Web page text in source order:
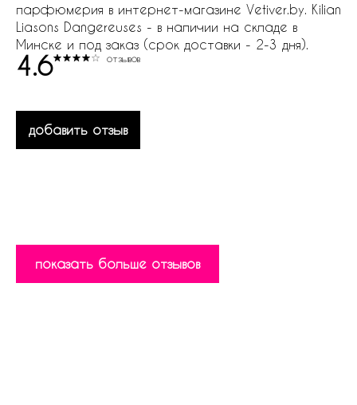
парфюмерия в интернет-магазине Vetiver.by. Kilian
Liasons Dangereuses - в наличии на складе в
Минске и под заказ (срок доставки - 2-3 дня).
4.6 отзывов
добавить отзыв
показать больше отзывов